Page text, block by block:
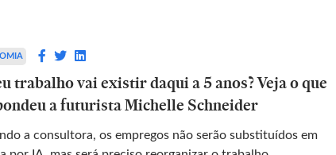
trabalho vai existir daqui a 5 anos? Veja o que
a futurista Michelle Schneider
a consultora, os empregos não serão substituídos em